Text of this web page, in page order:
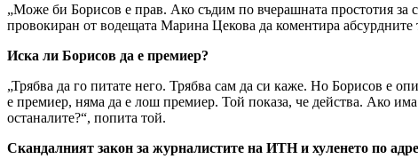
„Може би Борисов е прав. Ако съдим по вчерашната простотия за
провокиран от водещата Марина Цекова да коментира
Иска ли Борисов да е премиер?
„Трябва да го питате него. Трябва сам да си каже. Но Борисов е
е премиер, няма да е лош премиер. Той показа, че действа. Ако
останалите?“, попита той.
Скандалният закон за журналистите на ИТН и хуленето по